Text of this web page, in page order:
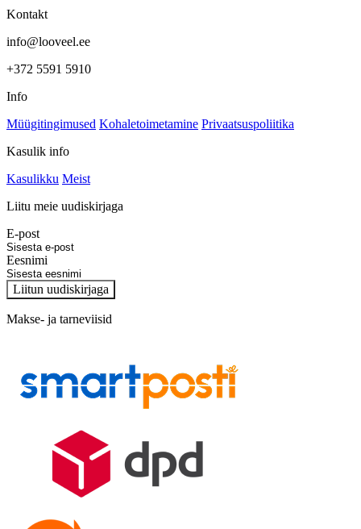
Kontakt
info@looveel.ee
+372 5591 5910
Info
Müügitingimused Kohaletoimetamine Privaatsuspoliitika
Kasulik info
Kasulikku Meist
Liitu meie uudiskirjaga
E-post
Eesnimi
Liitun uudiskirjaga
Makse- ja tarneviisid